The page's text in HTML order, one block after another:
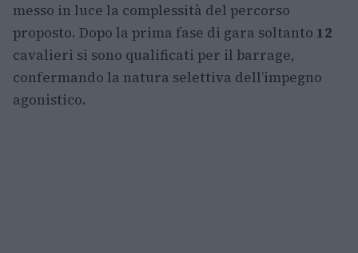
messo in luce la complessità del percorso
proposto. Dopo la prima fase di gara soltanto 12
cavalieri si sono qualificati per il barrage,
confermando la natura selettiva dell’impegno
agonistico.